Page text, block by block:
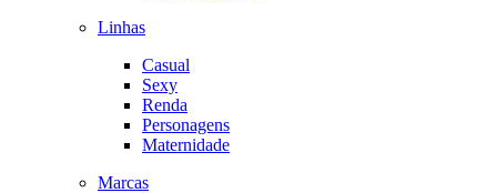
Linhas
Casual
Sexy
Renda
Personagens
Maternidade
Marcas